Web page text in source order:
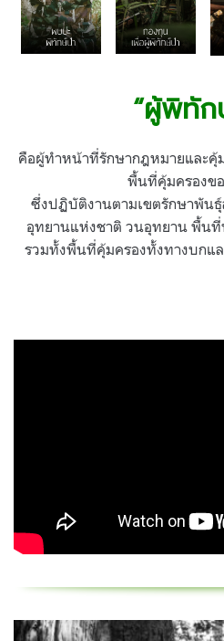
“ผู้พิทัก
คือผู้ทำหน้าที่รักษากฎหมายและคุ้
พื้นที่คุ้มครองข
ซึ่งปฏิบัติงานตามเขตรักษาพัน
อุทยานแห่งชาติ วนอุทยาน พื้นที่
รวมทั้งพื้นที่คุ้มครองทั้งทางบกแล